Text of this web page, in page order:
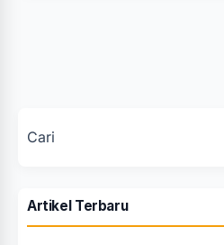
Cari
Artikel Terbaru